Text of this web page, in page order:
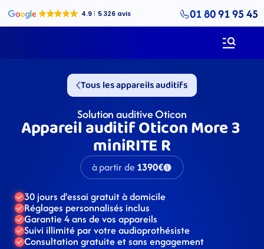
01 80 91 95 45
Tous les appareils auditifs
Solution auditive Oticon
Appareil auditif Oticon More 3
miniRITE R
à partir de1390€
30 jours d’essai gratuit à domicile
Réglages personnalisés inclus
Garantie 4 ans de vos appareils
Suivi illimité par votre audioprothésiste
Consultation gratuite et sans engagement